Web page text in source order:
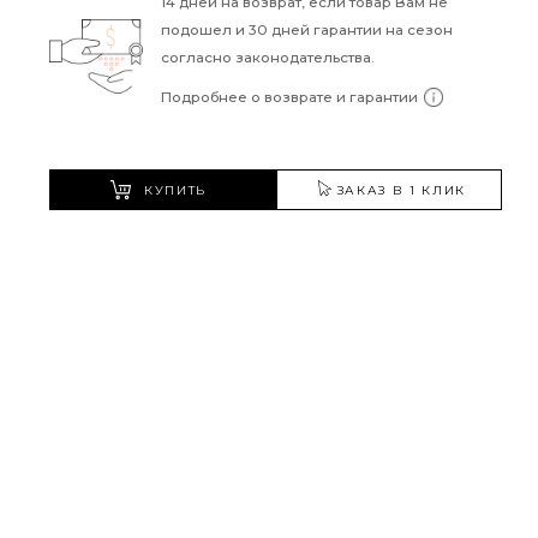
подошел и 30 дней гарантии на сезон
согласно законодательства.
Подробнее о возврате и гарантии
КУПИТЬ ЗАКАЗ В 1 КЛИК